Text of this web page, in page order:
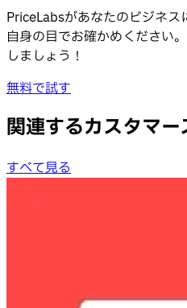
PriceLabsがあなたのビジネ
自身の目でお確かめください
しましょう！
無料で試す
関連するカスタマー
すべて見る